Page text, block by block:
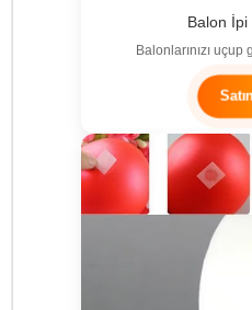
Balon İpi
Balonlarınızı uçup